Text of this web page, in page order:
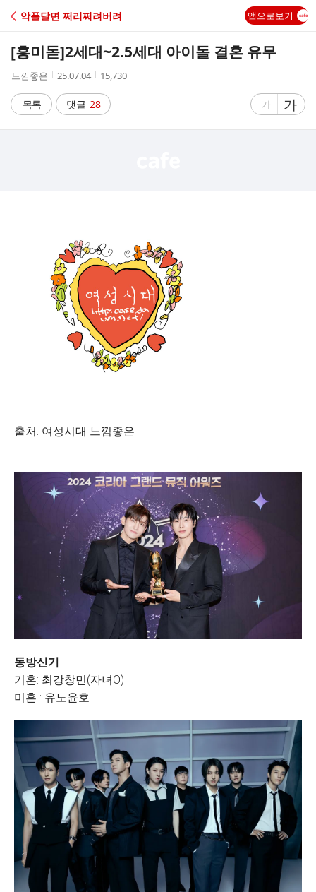
C
A
악플달면 쩌리쩌려버려 앱으로보기
[흥미돋]2세대~2.5세대 아이돌 결혼 유무
작
자
느낌좋은
작
시
간
25.07.04
조
수
15,730
목록 댓글 28
글
가
글
자
가
출처: 여성시대 느낌좋은
동방신기
기혼: 최강창민(자녀O)
미혼 : 유노윤호